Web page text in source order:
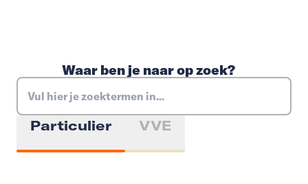
Particulier VVE
Waar ben je naar op zoek?